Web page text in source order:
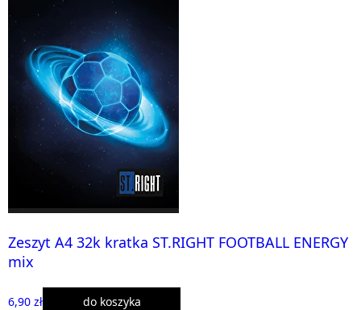
Zeszyt A4 32k kratka ST.RIGHT FOOTBALL ENERGY
mix
6,90 zł do koszyka